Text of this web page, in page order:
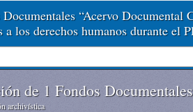
“Acervo Documental
los derechos humanos durante el
de 1 Fondos Documentales
archivística